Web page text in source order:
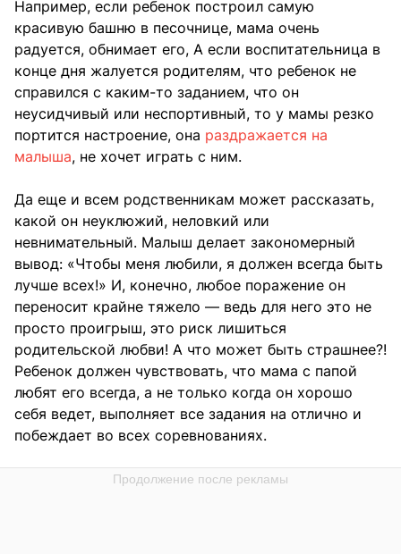
Например, если ребенок построил самую
красивую башню в песочнице, мама очень
радуется, обнимает его, А если воспитательница в
конце дня жалуется родителям, что ребенок не
справился с каким-то заданием, что он
неусидчивый или неспортивный, то у мамы резко
портится настроение, она раздражается на
малыша, не хочет играть с ним.
Да еще и всем родственникам может рассказать,
какой он неуклюжий, неловкий или
невнимательный. Малыш делает закономерный
вывод: «Чтобы меня любили, я должен всегда быть
лучше всех!» И, конечно, любое поражение он
переносит крайне тяжело — ведь для него это не
просто проигрыш, это риск лишиться
родительской любви! А что может быть страшнее?!
Ребенок должен чувствовать, что мама с папой
любят его всегда, а не только когда он хорошо
себя ведет, выполняет все задания на отлично и
побеждает во всех соревнованиях.